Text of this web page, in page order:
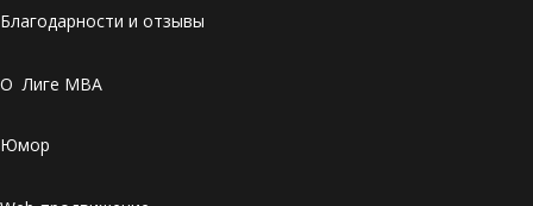
Благодарности и отзывы
О Лиге MBA
Юмор